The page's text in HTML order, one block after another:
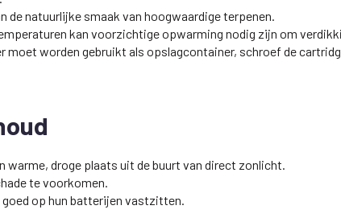
de natuurlijke smaak van hoogwaardige terpenen.
kan voorzichtige opwarming nodig zijn om
moet worden gebruikt als opslagcontainer, schroef de
warme, droge plaats uit de buurt van direct zonlicht.
te voorkomen.
op hun batterijen vastzitten.